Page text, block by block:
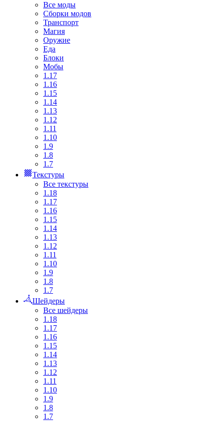
Все моды
Сборки модов
Транспорт
Магия
Оружие
Еда
Блоки
Мобы
1.17
1.16
1.15
1.14
1.13
1.12
1.11
1.10
1.9
1.8
1.7
Текстуры
Все текстуры
1.18
1.17
1.16
1.15
1.14
1.13
1.12
1.11
1.10
1.9
1.8
1.7
Шейдеры
Все шейдеры
1.18
1.17
1.16
1.15
1.14
1.13
1.12
1.11
1.10
1.9
1.8
1.7